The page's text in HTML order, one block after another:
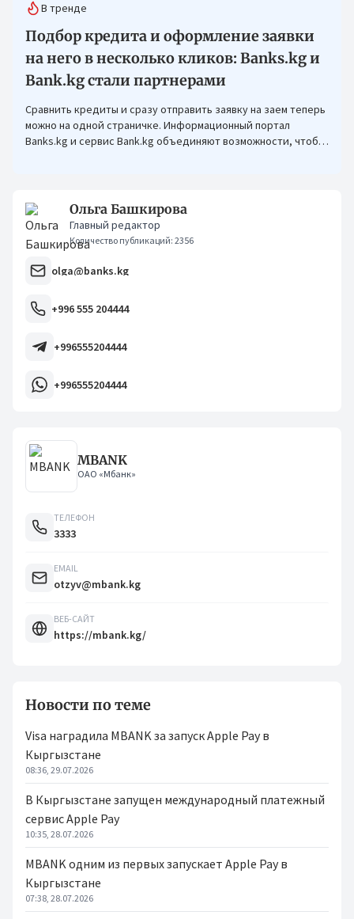
В тренде
Подбор кредита и оформление заявки
на него в несколько кликов: Banks.kg и
Bank.kg стали партнерами
Сравнить кредиты и сразу отправить заявку на заем теперь
можно на одной страничке. Информационный портал
Banks.kg и сервис Bank.kg объединяют возможности, чтобы
Ольга Башкирова
Главный редактор
Количество публикаций: 2356
olga@banks.kg
+996 555 204444
+996555204444
+996555204444
MBANK
ОАО «Мбанк»
ТЕЛЕФОН
3333
EMAIL
otzyv@mbank.kg
ВЕБ-САЙТ
https://mbank.kg/
Новости по теме
Visa наградила MBANK за запуск Apple Pay в
Кыргызстане
08:36, 29.07.2026
В Кыргызстане запущен международный платежный
сервис Apple Pay
10:35, 28.07.2026
MBANK одним из первых запускает Apple Pay в
Кыргызстане
07:38, 28.07.2026